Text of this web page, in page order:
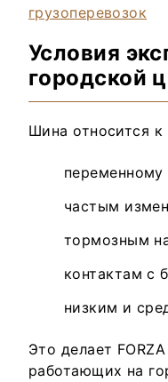
Условия
городской
Шина относится к
частым
тормозным
контактам с
низким и
Это делает
работающих на